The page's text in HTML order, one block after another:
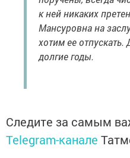
к ней никаких
Мансуровна на
хотим ее отпускать.
долгие годы.
Следите за самым
Telegram-канале